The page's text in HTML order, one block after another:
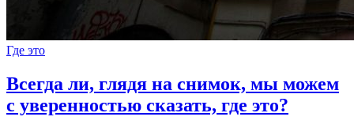
Где это
Всегда ли, глядя на снимок, мы можем
с уверенностью сказать, где это?